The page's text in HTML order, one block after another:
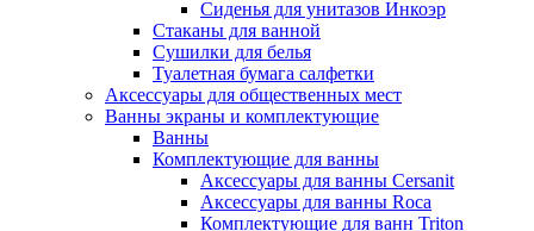
Сиденья для унитазов Инкоэр
Стаканы для ванной
Сушилки для белья
Туалетная бумага салфетки
Аксессуары для общественных мест
Ванны экраны и комплектующие
Ванны
Комплектующие для ванны
Аксессуары для ванны Cersanit
Аксессуары для ванны Roca
Комплектующие для ванн Triton